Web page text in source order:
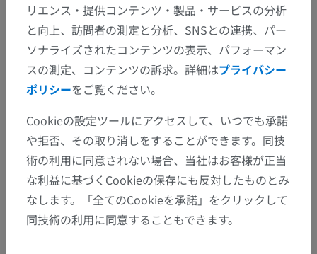
間違いを発見しましたか？
修正や翻訳、内容の改善の提案がありましたらどう
ぞお知らせください。
アプリを入手
リエンス・提供コンテンツ・製品・サービスの分析
と向上、訪問者の測定と分析、SNSとの連携、パー
ソナライズされたコンテンツの表示、パフォーマン
スの測定、コンテンツの訴求。詳細はプライバシー
ポリシーをご覧ください。
Cookieの設定ツールにアクセスして、いつでも承諾
や拒否、その取り消しをすることができます。同技
術の利用に同意されない場合、当社はお客様が正当
な利益に基づくCookieの保存にも反対したものとみ
なします。「全てのCookieを承諾」をクリックして
同技術の利用に同意することもできます。